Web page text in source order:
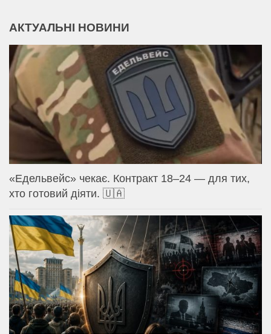
АКТУАЛЬНІ НОВИНИ
«Едельвейс» чекає. Контракт 18–24 — для тих,
хто готовий діяти. 🇺🇦